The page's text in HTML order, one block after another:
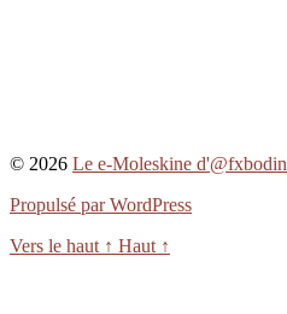
© 2026 Le e-Moleskine d'@fxbodin
Propulsé par WordPress
Vers le haut ↑ Haut ↑